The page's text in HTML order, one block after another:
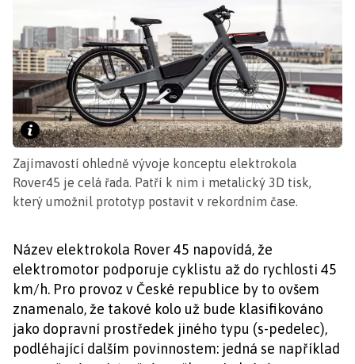
Zajímavostí ohledně vývoje konceptu elektrokola
Rover45 je celá řada. Patří k nim i metalický 3D tisk,
který umožnil prototyp postavit v rekordním čase.
Název elektrokola Rover 45 napovídá, že
elektromotor podporuje cyklistu až do rychlosti 45
km/h. Pro provoz v České republice by to ovšem
znamenalo, že takové kolo už bude klasifikováno
jako dopravní prostředek jiného typu (s-pedelec),
podléhající dalším povinnostem: jedná se například